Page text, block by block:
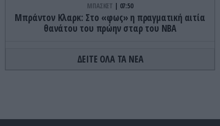
ΜΠΑΣΚΕΤ 07:50
Μπράντον Κλαρκ: Στο «φως» η πραγματική αιτία
θανάτου του πρώην σταρ του ΝΒΑ
ΕΝΟΠΛΕΣ ΣΥΓΚΡΟΥΣΕΙΣ 07:49
Ρωσικά πλήγματα με βαλλιστικούς πυραύλους
ΔΕΙΤΕ ΟΛΑ ΤΑ ΝΕΑ